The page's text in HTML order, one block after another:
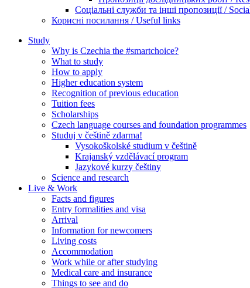
Соціальні служби та інші пропозиції /
Корисні посилання / Useful links
Study
Why is Czechia the #smartchoice?
What to study
How to apply
Higher education system
Recognition of previous education
Tuition fees
Scholarships
Czech language courses and foundation programmes
Studuj v češtině zdarma!
Vysokoškolské studium v češtině
Krajanský vzdělávací program
Jazykové kurzy češtiny
Science and research
Live & Work
Facts and figures
Entry formalities and visa
Arrival
Information for newcomers
Living costs
Accommodation
Work while or after studying
Medical care and insurance
Things to see and do